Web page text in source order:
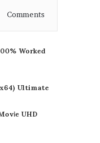
Comments
Worked
Ultimate
UHD